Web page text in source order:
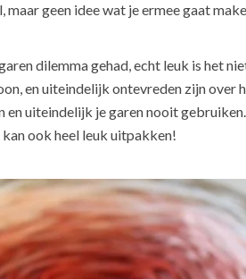
maar geen idee wat je ermee gaat
dilemma gehad, echt leuk is het
en uiteindelijk ontevreden zijn
uiteindelijk je garen nooit
kan ook heel leuk uitpakken!